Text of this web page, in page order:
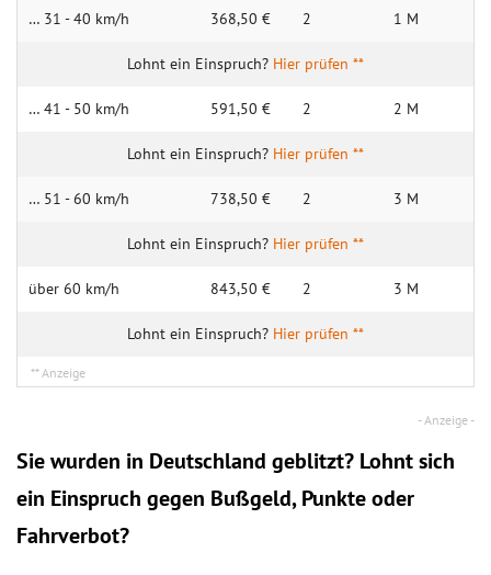
… 31 - 40 km/h 368,50 € 2 1 M
Hier prüfen **
… 41 - 50 km/h 591,50 € 2 2 M
Hier prüfen **
… 51 - 60 km/h 738,50 € 2 3 M
Hier prüfen **
über 60 km/h 843,50 € 2 3 M
Hier prüfen **
Sie wurden in Deutschland geblitzt? Lohnt sich
ein Einspruch gegen Bußgeld, Punkte oder
Fahrverbot?